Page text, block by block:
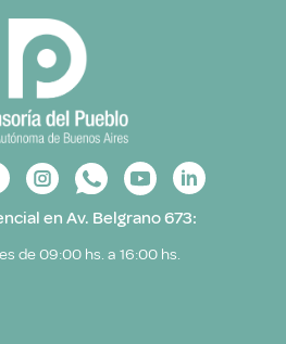
en Av. Belgrano 673:
de 09:00 hs. a 16:00 hs.